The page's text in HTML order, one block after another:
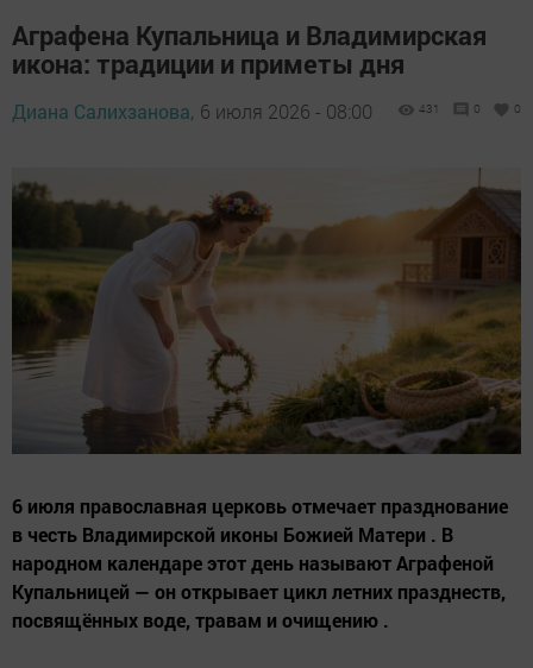
Аграфена Купальница и Владимирская
икона: традиции и приметы дня
Диана Салихзанова, 6 июля 2026 - 08:00 431 0 0
6 июля православная церковь отмечает празднование
в честь Владимирской иконы Божией Матери . В
народном календаре этот день называют Аграфеной
Купальницей — он открывает цикл летних празднеств,
посвящённых воде, травам и очищению .